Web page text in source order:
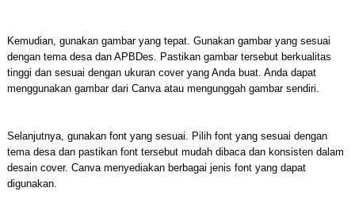
Kemudian, gunakan gambar yang tepat. Gunakan gambar yang sesuai
dengan tema desa dan APBDes. Pastikan gambar tersebut berkualitas
tinggi dan sesuai dengan ukuran cover yang Anda buat. Anda dapat
menggunakan gambar dari Canva atau mengunggah gambar sendiri.
Selanjutnya, gunakan font yang sesuai. Pilih font yang sesuai dengan
tema desa dan pastikan font tersebut mudah dibaca dan konsisten dalam
desain cover. Canva menyediakan berbagai jenis font yang dapat
digunakan.